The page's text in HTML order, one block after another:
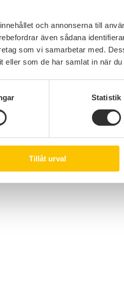
och annonserna till
även sådana
som vi samarbetar med.
eller som de har samlat in när
Statistik
Tillåt urval